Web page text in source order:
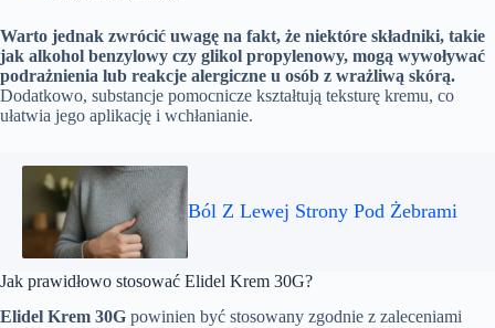
Warto jednak zwrócić uwagę na fakt, że niektóre składniki, takie
jak alkohol benzylowy czy glikol propylenowy, mogą wywoływać
podrażnienia lub reakcje alergiczne u osób z wrażliwą skórą.
Dodatkowo, substancje pomocnicze kształtują teksturę kremu, co
ułatwia jego aplikację i wchłanianie.
Ból Z Lewej Strony Pod Żebrami
Jak prawidłowo stosować Elidel Krem 30G?
Elidel Krem 30G powinien być stosowany zgodnie z zaleceniami